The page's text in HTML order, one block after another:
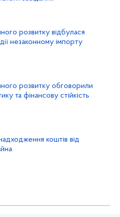
розвитку відбулася
незаконному імпорту
розвитку обговорили
та фінансову стійкість
коштів від